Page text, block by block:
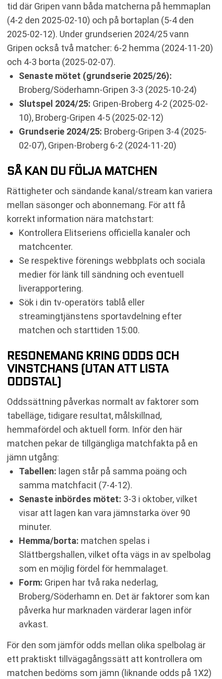
tid där Gripen vann båda matcherna på hemmaplan
(4-2 den 2025-02-10) och på bortaplan (5-4 den
2025-02-12). Under grundserien 2024/25 vann
Gripen också två matcher: 6-2 hemma (2024-11-20)
och 4-3 borta (2025-02-07).
Senaste mötet (grundserie 2025/26):
Broberg/Söderhamn-Gripen 3-3 (2025-10-24)
Slutspel 2024/25: Gripen-Broberg 4-2 (2025-02-
10), Broberg-Gripen 4-5 (2025-02-12)
Grundserie 2024/25: Broberg-Gripen 3-4 (2025-
02-07), Gripen-Broberg 6-2 (2024-11-20)
SÅ KAN DU FÖLJA MATCHEN
Rättigheter och sändande kanal/stream kan variera
mellan säsonger och abonnemang. För att få
korrekt information nära matchstart:
Kontrollera Elitseriens officiella kanaler och
matchcenter.
Se respektive förenings webbplats och sociala
medier för länk till sändning och eventuell
liverapportering.
Sök i din tv-operatörs tablå eller
streamingtjänstens sportavdelning efter
matchen och starttiden 15:00.
RESONEMANG KRING ODDS OCH
VINSTCHANS (UTAN ATT LISTA
ODDSTAL)
Oddssättning påverkas normalt av faktorer som
tabelläge, tidigare resultat, målskillnad,
hemmafördel och aktuell form. Inför den här
matchen pekar de tillgängliga matchfakta på en
jämn utgång:
Tabellen: lagen står på samma poäng och
samma matchfacit (7-4-12).
Senaste inbördes mötet: 3-3 i oktober, vilket
visar att lagen kan vara jämnstarka över 90
minuter.
Hemma/borta: matchen spelas i
Slättbergshallen, vilket ofta vägs in av spelbolag
som en möjlig fördel för hemmalaget.
Form: Gripen har två raka nederlag,
Broberg/Söderhamn en. Det är faktorer som kan
påverka hur marknaden värderar lagen inför
avkast.
För den som jämför odds mellan olika spelbolag är
ett praktiskt tillvägagångssätt att kontrollera om
matchen bedöms som jämn (liknande odds på 1X2)